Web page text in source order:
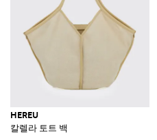
HEREU
칼렐라 토트 백